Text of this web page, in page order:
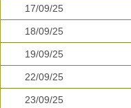
17/09/25
18/09/25
19/09/25
22/09/25
23/09/25